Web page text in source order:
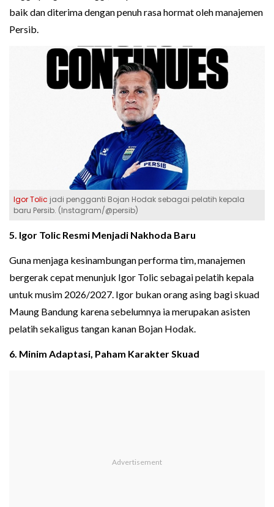
baik dan diterima dengan penuh rasa hormat oleh manajemen
Persib.
Igor Tolic jadi pengganti Bojan Hodak sebagai pelatih kepala
baru Persib. (Instagram/@persib)
5. Igor Tolic Resmi Menjadi Nakhoda Baru
Guna menjaga kesinambungan performa tim, manajemen
bergerak cepat menunjuk Igor Tolic sebagai pelatih kepala
untuk musim 2026/2027. Igor bukan orang asing bagi skuad
Maung Bandung karena sebelumnya ia merupakan asisten
pelatih sekaligus tangan kanan Bojan Hodak.
6. Minim Adaptasi, Paham Karakter Skuad